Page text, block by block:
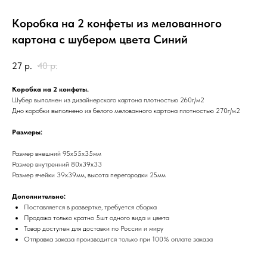
Коробка на 2 конфеты из мелованного
картона с шубером цвета Синий
27 р. 40 р.
Коробка на 2 конфеты.
Шубер выполнен из дизайнерского картона плотностью 260г/м2
Дно коробки выполнено из белого мелованного картона плотностью 270г/м2
Размеры:
Размер внешний 95х55х35мм
Размер внутренний 80х39х33
Размер ячейки 39х39мм, высота перегородки 25мм
Дополнительно:
Поставляется в развертке, требуется сборка
Продажа только кратно 5шт одного вида и цвета
Товар доступен для доставки по России и миру
​Отправка заказа производится только при 100% оплате заказа